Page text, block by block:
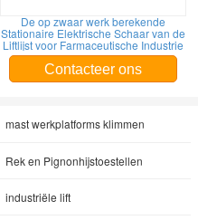
De op zwaar werk berekende
Stationaire Elektrische Schaar van de
Liftlijst voor Farmaceutische Industrie
Contacteer ons
mast werkplatforms klimmen
Rek en Pignonhijstoestellen
industriële lift